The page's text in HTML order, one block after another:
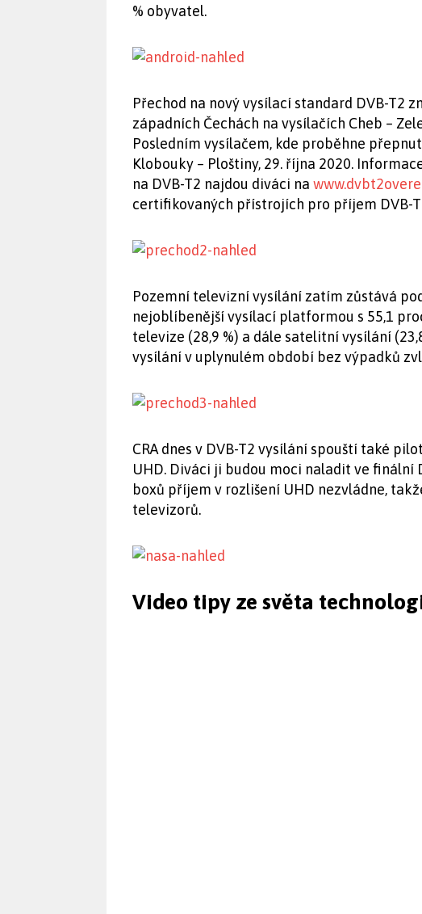
% obyvatel.
Přechod na nový vysílací standard DVB-T2
západních Čechách na vysílačích Cheb –
Posledním vysílačem, kde proběhne
Klobouky – Ploštiny, 29. října 2020.
na DVB-T2 najdou diváci na
certifikovaných přístrojích pro příjem DVB-
Pozemní televizní vysílání zatím zůstává
nejoblíbenější vysílací platformou s 55,1
televize (28,9 %) a dále satelitní vysílání
vysílání v uplynulém období bez výpadků
CRA dnes v DVB-T2 vysílání spouští také
UHD. Diváci ji budou moci naladit ve finální
boxů příjem v rozlišení UHD nezvládne,
televizorů.
Video tipy ze světa